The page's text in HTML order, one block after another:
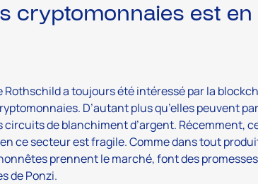
cryptomonnaies est
Rothschild a toujours été intéressé par la
D’autant plus qu’elles peuvent
de blanchiment d’argent. Récemment,
ce secteur est fragile. Comme dans tout
prennent le marché, font des
de Ponzi.